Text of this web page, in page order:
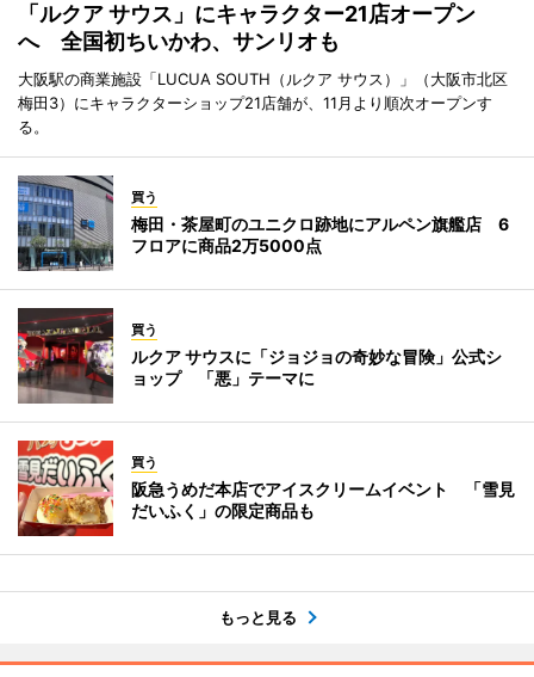
「ルクア サウス」にキャラクター21店オープン
へ 全国初ちいかわ、サンリオも
大阪駅の商業施設「LUCUA SOUTH（ルクア サウス）」（大阪市北区
梅田3）にキャラクターショップ21店舗が、11月より順次オープンす
る。
買う
梅田・茶屋町のユニクロ跡地にアルペン旗艦店 6
フロアに商品2万5000点
買う
ルクア サウスに「ジョジョの奇妙な冒険」公式シ
ョップ 「悪」テーマに
買う
阪急うめだ本店でアイスクリームイベント 「雪見
だいふく」の限定商品も
もっと見る